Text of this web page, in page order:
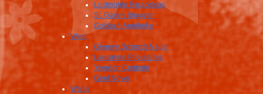
Lustmühle Paracelsus
St. Gallen Bruggen
Goldach Apotheke
West
Génève Schmidt-Nagel
Lausanne Populaires
Yverdon Centrale
Genf Noyer
Wallis